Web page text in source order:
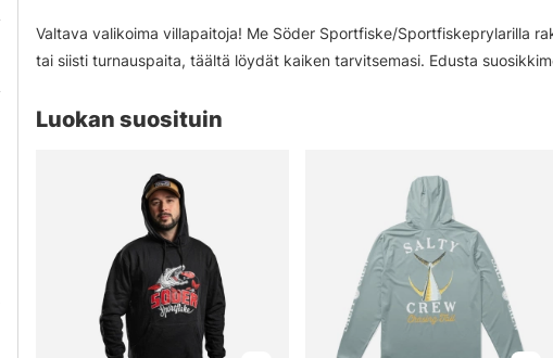
Valtava valikoima villapaitoja! Me Söder Sportfiske/Sportfiskeprylarilla
tai siisti turnauspaita, täältä löydät kaiken tarvitsemasi. Edusta
Luokan suosituin